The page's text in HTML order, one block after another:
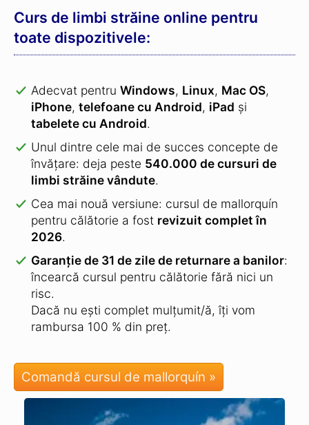
Curs de limbi străine online pentru
toate dispozitivele:
Adecvat pentru Windows, Linux, Mac OS,
iPhone, telefoane cu Android, iPad și
tabelete cu Android.
Unul dintre cele mai de succes concepte de
învățare: deja peste 540.000 de cursuri de
limbi străine vândute.
Cea mai nouă versiune: cursul de mallorquín
pentru călătorie a fost revizuit complet în
2026.
Garanție de 31 de zile de returnare a banilor:
încearcă cursul pentru călătorie fără nici un
risc.
Dacă nu ești complet mulțumit/ă, îți vom
rambursa 100 % din preț.
Comandă cursul de mallorquín »